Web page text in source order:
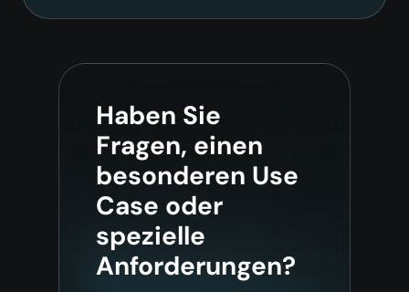
Haben Sie
Fragen, einen
besonderen Use
Case oder
spezielle
Anforderungen?